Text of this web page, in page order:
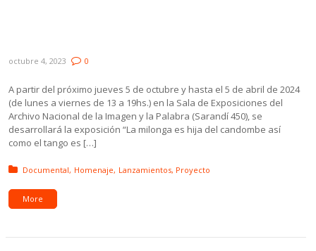
octubre 4, 2023 0
A partir del próximo jueves 5 de octubre y hasta el 5 de abril de 2024
(de lunes a viernes de 13 a 19hs.) en la Sala de Exposiciones del
Archivo Nacional de la Imagen y la Palabra (Sarandí 450), se
desarrollará la exposición “La milonga es hija del candombe así
como el tango es […]
Posted in:
Documental Homenaje Lanzamientos Proyecto
More